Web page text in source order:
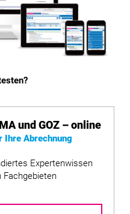
und GOZ – online
Ihre Abrechnung
Expertenwissen
Fachgebieten